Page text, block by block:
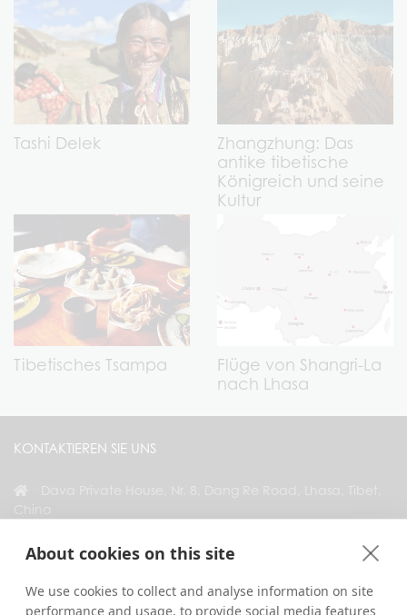
About cookies on this site
We use cookies to collect and analyse information on site
performance and usage, to provide social media features
Tashi Delek
Zhangzhung: Das
antike tibetische
Königreich und seine
Kultur
Tibetisches Tsampa
Flüge von Shangri-La
nach Lhasa
KONTAKTIEREN SIE UNS